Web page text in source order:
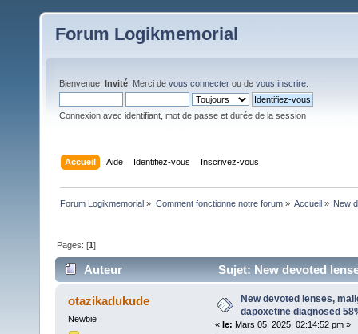
Forum Logikmemorial
Bienvenue, Invité . Merci de vous connecter ou de vous inscrire
Connexion avec identifiant, mot de passe et durée de la session
Accueil Aide Identifiez-vous Inscrivez-vous
Forum Logikmemorial » Comment fonctionne notre forum» Accueil» New
Pages: [1]
Auteur
Sujet: New devoted
fois)
otazikadukude
Newbie
New devoted lenses,
dapoxetine diagnosed
« le: Mars 05, 2025, 02:14:52 pm »